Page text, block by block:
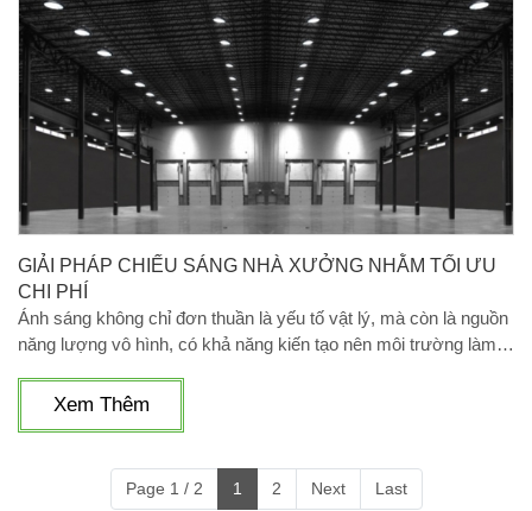
GIẢI PHÁP CHIẾU SÁNG NHÀ XƯỞNG NHẰM TỐI ƯU
CHI PHÍ
Ánh sáng không chỉ đơn thuần là yếu tố vật lý, mà còn là nguồn
năng lượng vô hình, có khả năng kiến tạo nên môi trường làm
Xem Thêm
Page 1 / 2 1 2 Next Last